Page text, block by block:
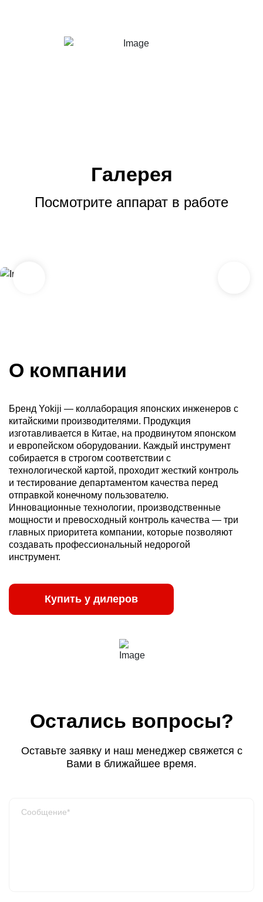
Галерея
Посмотрите аппарат в работе
О компании
Бренд Yokiji — коллаборация японских инженеров с
китайскими производителями. Продукция
изготавливается в Китае, на продвинутом японском
и европейском оборудовании. Каждый инструмент
собирается в строгом соответствии с
технологической картой, проходит жесткий контроль
и тестирование департаментом качества перед
отправкой конечному пользователю.
Инновационные технологии, производственные
мощности и превосходный контроль качества — три
главных приоритета компании, которые позволяют
создавать профессиональный недорогой
инструмент.
Купить у дилеров
Остались вопросы?
Оставьте заявку и наш менеджер свяжется с
Вами в ближайшее время.